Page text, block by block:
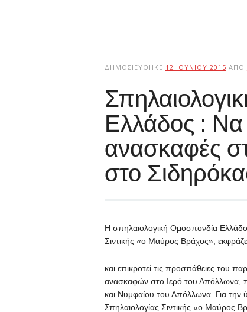
ΔΗΜΟΣΙΕΎΘΗΚΕ 12 ΙΟΥΝΊΟΥ 2015 ΑΠΌ
Ελλάδος : Να
ανασκαφές
στο
Η σπηλαιολογική Ομοσπονδία
Σιντικής «ο Μαύρος Βράχος»,
και επικροτεί τις προσπάθειες του
ανασκαφών στο Ιερό του Απόλλωνα,
και Νυμφαίου του Απόλλωνα. Για
Σπηλαιολογίας Σιντικής «ο Μαύρος